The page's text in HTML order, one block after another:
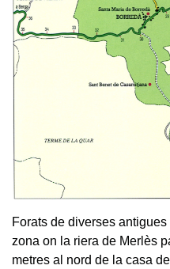
Forats de diverses
zona on la riera de Merlès
metres al nord de la casa